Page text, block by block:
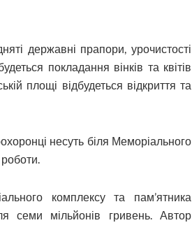
державні прапори, урочистості
покладання вінків та квітів
площі відбудеться відкриття та
несуть біля Меморіального
комплексу та пам’ятника
семи мільйонів гривень. Автор